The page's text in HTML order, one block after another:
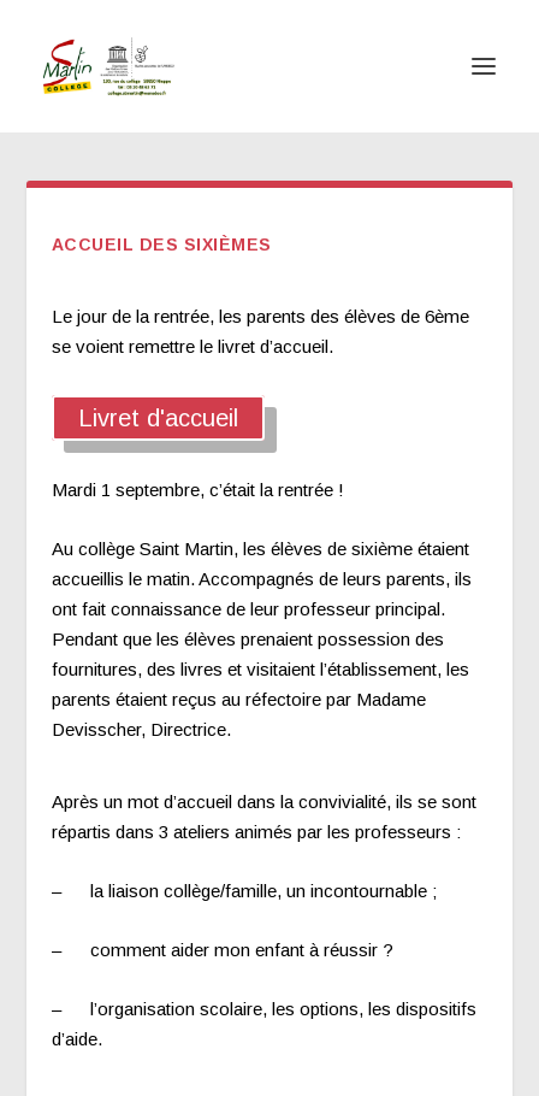
ACCUEIL DES SIXIÈMES
Le jour de la rentrée, les parents des élèves de 6ème
se voient remettre le livret d’accueil.
Livret d'accueil
Mardi 1 septembre, c’était la rentrée !
Au collège Saint Martin, les élèves de sixième étaient
accueillis le matin. Accompagnés de leurs parents, ils
ont fait connaissance de leur professeur principal.
Pendant que les élèves prenaient possession des
fournitures, des livres et visitaient l’établissement, les
parents étaient reçus au réfectoire par Madame
Devisscher, Directrice.
Après un mot d’accueil dans la convivialité, ils se sont
répartis dans 3 ateliers animés par les professeurs :
– la liaison collège/famille, un incontournable ;
– comment aider mon enfant à réussir ?
– l’organisation scolaire, les options, les dispositifs
d’aide.